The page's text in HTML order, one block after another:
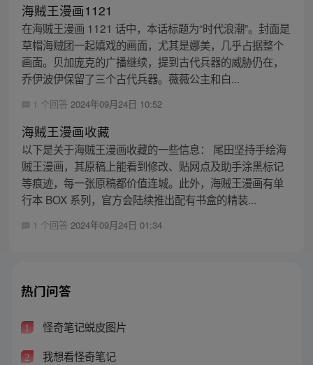
海贼王漫画1121
在海贼王漫画 1121 话中，本话标题为“时代浪潮”。封面是
草帽海贼团一起嬉戏的画面，尤其是娜美，几乎占据整个
画面。贝加庞克的广播继续，提到古代兵器的威胁仍在，
乔伊波伊保留了三个古代兵器。薇薇公主和白...
1 个回答 2024年09月24日 10:52
海贼王漫画收藏
以下是关于海贼王漫画收藏的一些信息： 尾田坚持手绘海
贼王漫画，其原稿上能看到修改、贴网点及助手涂黑标记
等痕迹，每一张原稿都价值连城。此外，海贼王漫画有单
行本 BOX 系列，官方会陆续推出配有书盒的精装...
1 个回答 2024年09月24日 01:34
热门问答
1 怪奇笔记蜕皮图片
2 我想看怪奇笔记